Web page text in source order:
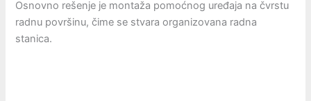
Osnovno rešenje je montaža pomoćnog uređaja na čvrstu
radnu površinu, čime se stvara organizovana radna
stanica.